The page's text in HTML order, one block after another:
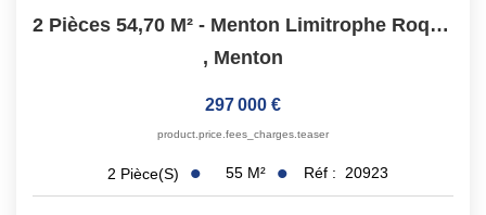
2 Pièces 54,70 M² - Menton Limitrophe Roquebrune Cap Martin
, Menton
297 000 €
product.price.fees_charges.teaser
2 Pièce(s) 55 M² Réf : 20923